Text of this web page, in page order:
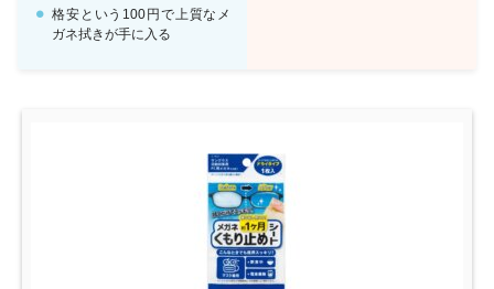
格安という100円で上質なメ
ガネ拭きが手に入る